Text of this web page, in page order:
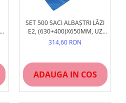
SET 500 SACI ALBAȘTRI LĂZI
E2, (630+400)X650MM, UZ
ALIMENTAR
314,60 RON
ADAUGA IN COS